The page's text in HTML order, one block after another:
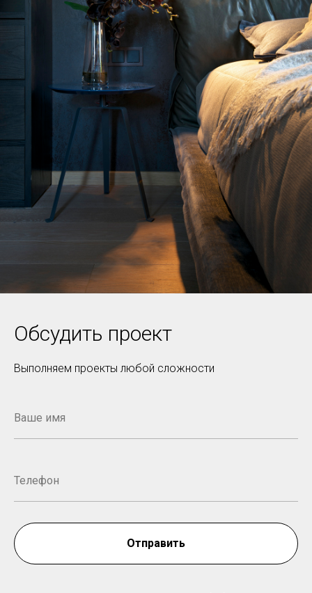
Обсудить проект
Выполняем проекты любой сложности
Отправить